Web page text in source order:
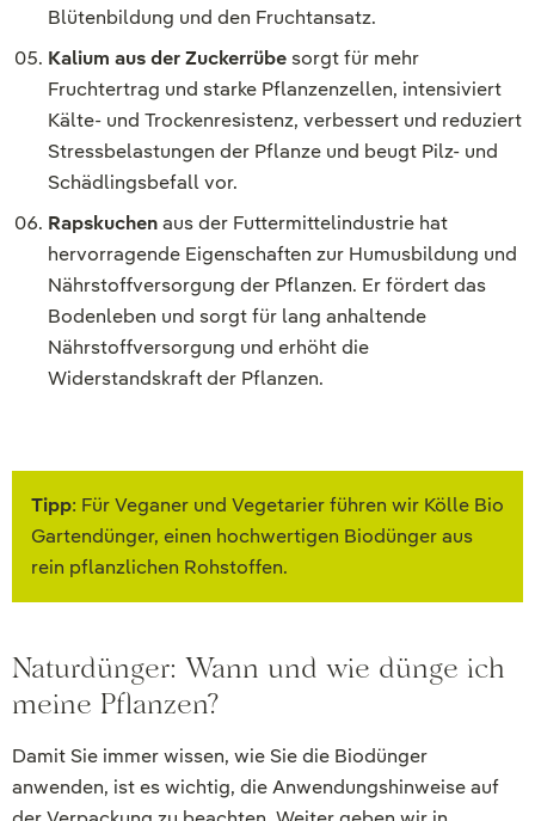
Blütenbildung und den Fruchtansatz.
Kalium aus der Zuckerrübesorgt für mehr
Fruchtertrag und starke Pflanzenzellen, intensiviert
Kälte- und Trockenresistenz, verbessert und reduziert
Stressbelastungen der Pflanze und beugt Pilz- und
Schädlingsbefall vor.
Rapskuchenaus der Futtermittelindustrie hat
hervorragende Eigenschaften zur Humusbildung und
Nährstoffversorgung der Pflanzen. Er fördert das
Bodenleben und sorgt für lang anhaltende
Nährstoffversorgung und erhöht die
Widerstandskraft der Pflanzen.
Tipp: Für Veganer und Vegetarier führen wir Kölle Bio
Gartendünger, einen hochwertigen Biodünger aus
rein pflanzlichen Rohstoffen.
Naturdünger: Wann und wie dünge ich
meine Pflanzen?
Damit Sie immer wissen, wie Sie die Biodünger
anwenden, ist es wichtig, die Anwendungshinweise auf